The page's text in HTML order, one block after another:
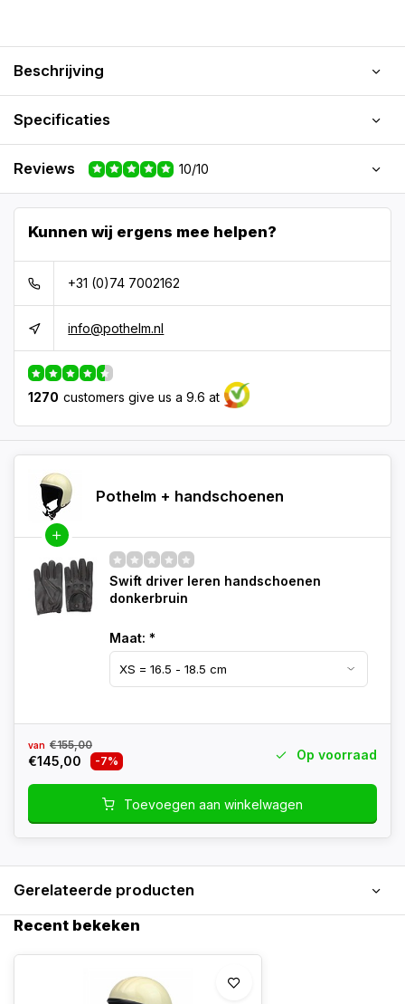
Beschrijving
Specificaties
Reviews 10/10
Kunnen wij ergens mee helpen?
+31 (0)74 7002162
info@pothelm.nl
1270 customers give us a 9.6 at
Pothelm + handschoenen
Swift driver leren handschoenen
donkerbruin
Maat: *
van €155,00
€145,00 -7% Op voorraad
Toevoegen aan winkelwagen
Gerelateerde producten
Recent bekeken